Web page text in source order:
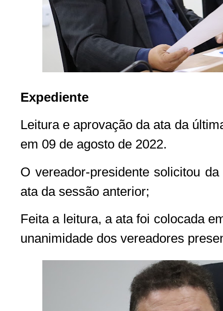
Expediente
Leitura e aprovação da ata da
em 09 de agosto de 2022.
O vereador-presidente solicitou
ata da sessão anterior;
Feita a leitura, a ata foi colocada
unanimidade dos vereadores